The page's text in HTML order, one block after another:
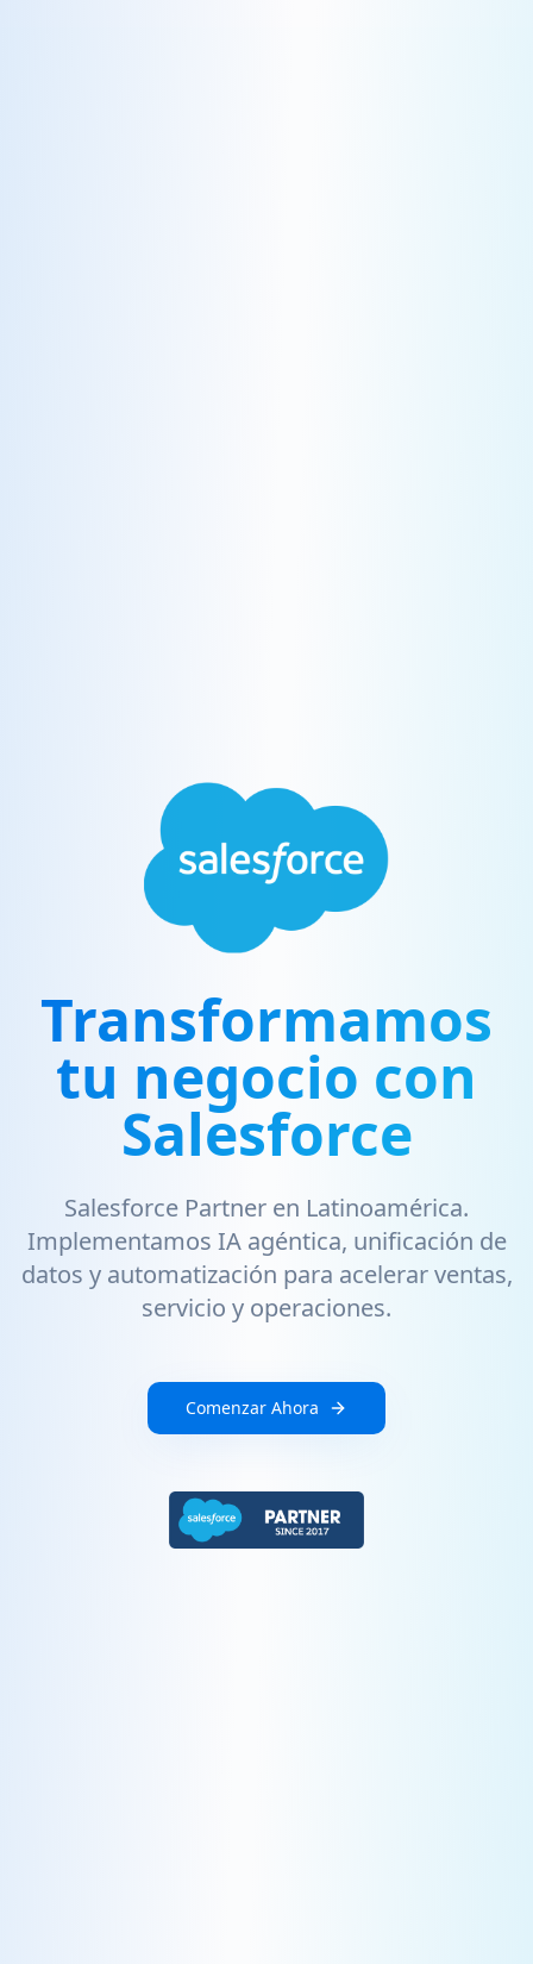
Transformamos
tu negocio con
Salesforce
Salesforce Partner en Latinoamérica.
Implementamos IA agéntica, unificación de
datos y automatización para acelerar ventas,
servicio y operaciones.
Comenzar Ahora